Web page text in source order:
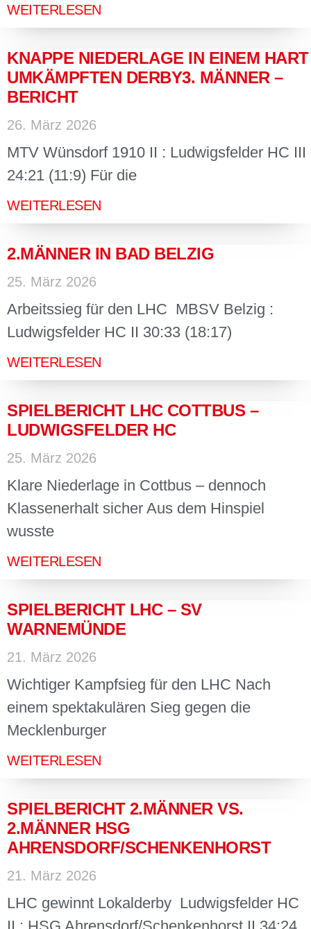
WEITERLESEN
KNAPPE NIEDERLAGE IN EINEM HART
UMKÄMPFTEN DERBY3. MÄNNER –
BERICHT
26. März 2026
MTV Wünsdorf 1910 II : Ludwigsfelder HC III
24:21 (11:9) Für die
WEITERLESEN
2.MÄNNER IN BAD BELZIG
25. März 2026
Arbeitssieg für den LHC MBSV Belzig :
Ludwigsfelder HC II 30:33 (18:17)
WEITERLESEN
SPIELBERICHT LHC COTTBUS –
LUDWIGSFELDER HC
25. März 2026
Klare Niederlage in Cottbus – dennoch
Klassenerhalt sicher Aus dem Hinspiel
wusste
WEITERLESEN
SPIELBERICHT LHC – SV
WARNEMÜNDE
21. März 2026
Wichtiger Kampfsieg für den LHC Nach
einem spektakulären Sieg gegen die
Mecklenburger
WEITERLESEN
SPIELBERICHT 2.MÄNNER VS.
2.MÄNNER HSG
AHRENSDORF/SCHENKENHORST
21. März 2026
LHC gewinnt Lokalderby Ludwigsfelder HC